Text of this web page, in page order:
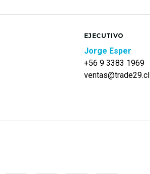
EJECUTIVO
Jorge Esper
+56 9 3383 1969
ventas@trade29.cl